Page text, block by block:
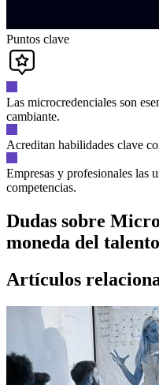
Puntos clave
Las microcredenciales son
cambiante.
Acreditan habilidades clave
Empresas y profesionales las
competencias.
Dudas sobre
moneda del
Artículos